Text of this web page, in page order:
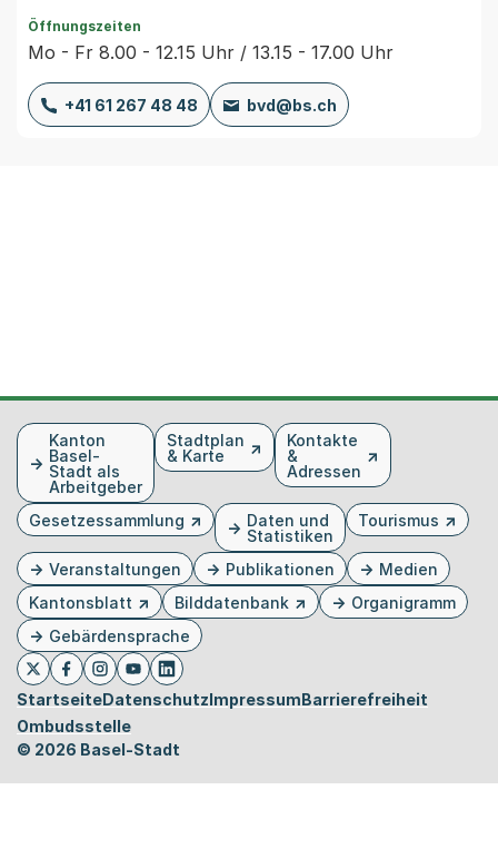
Öffnungszeiten
Mo - Fr 8.00 - 12.15 Uhr / 13.15 - 17.00 Uhr
+41 61 267 48 48 bvd@bs.ch
FusszeileKanton
Basel-
Stadt als
Arbeitgeber
Stadtplan
& Karte
Kontakte
&
Adressen
Gesetzessammlung
Daten und
Statistiken
Tourismus
Veranstaltungen Publikationen
Medien
Kantonsblatt
Bilddatenbank
Organigramm
Gebärdensprache
Twitter Externer Link, wird in einem neuen Tab oder Fenster
FacebookExterner Link, wird in einem neuen Tab oder
InstagramExterner Link, wird in einem neuen Tab
YoutubeExterner Link, wird in einem neuen
Linkedin
StartseiteDatenschutzImpressumBarrierefreiheit
Ombudsstelle
© 2026 Basel-Stadt